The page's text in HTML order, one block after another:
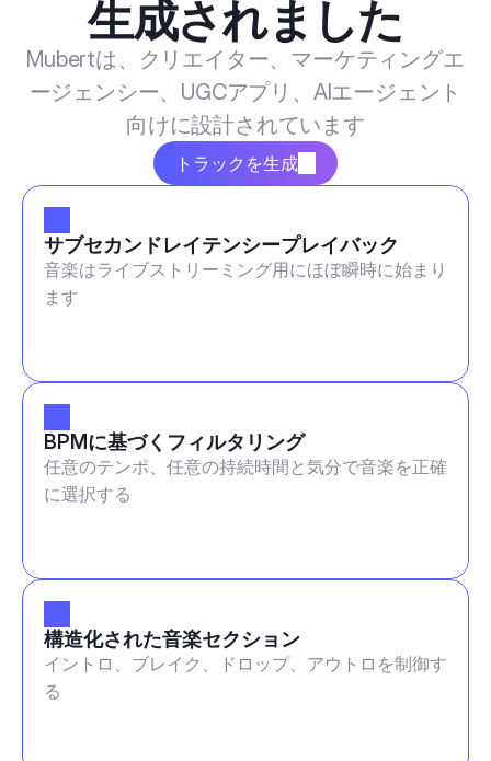
生成されました
Mubertは、クリエイター、マーケティングエ
ージェンシー、UGCアプリ、AIエージェント
向けに設計されています
トラックを生成
サブセカンドレイテンシープレイバック
音楽はライブストリーミング用にほぼ瞬時に始まり
ます
BPMに基づくフィルタリング
任意のテンポ、任意の持続時間と気分で音楽を正確
に選択する
構造化された音楽セクション
イントロ、ブレイク、ドロップ、アウトロを制御す
る